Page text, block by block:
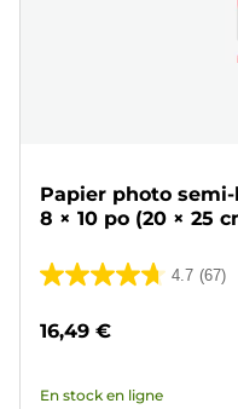
Papier photo semi-
8 × 10 po (20 × 25
4.7 (67)
4.7
67
16,49 €
En stock en ligne